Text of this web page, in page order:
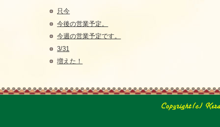
只今
今後の営業予定。
今週の営業予定です。
3/31
増えた！